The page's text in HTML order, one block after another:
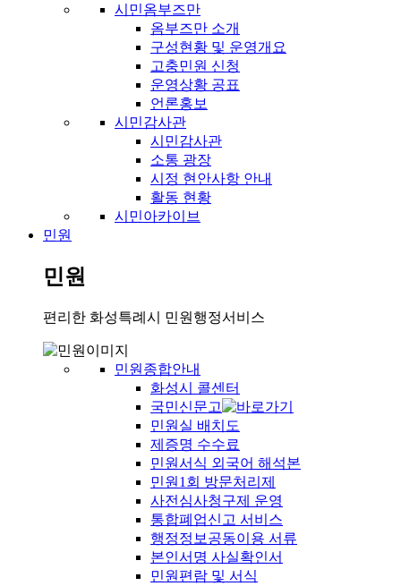
시민옴부즈만
옴부즈만 소개
구성현황 및 운영개요
고충민원 신청
운영상황 공표
언론홍보
시민감사관
시민감사관
소통 광장
시정 현안사항 안내
활동 현황
시민아카이브
민원
민원
편리한 화성특례시 민원행정서비스
민원종합안내
화성시 콜센터
국민신문고
민원실 배치도
제증명 수수료
민원서식 외국어 해석본
민원1회 방문처리제
사전심사청구제 운영
통합폐업신고 서비스
행정정보공동이용 서류
본인서명 사실확인서
민원편람 및 서식